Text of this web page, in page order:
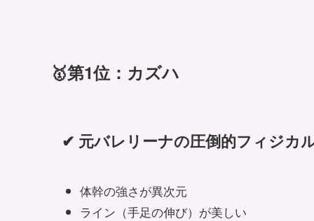
🥇第1位：カズハ
✔ 元バレリーナの圧倒的フィジカ
体幹の強さが異次元
ライン（手足の伸び）が美しい